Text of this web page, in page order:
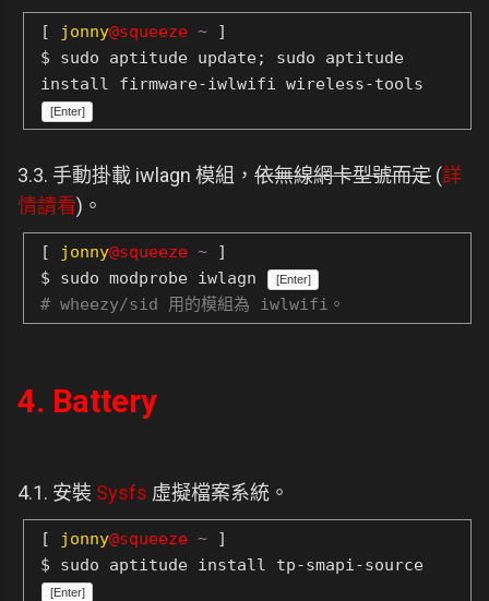
[ jonny@squeeze ~ ]
$ sudo aptitude update; sudo aptitude
install firmware-iwlwifi wireless-tools
[Enter]
3.3. 手動掛載 iwlagn 模組， 依無線網卡型號而定 (詳
情請看)。
[ jonny@squeeze ~ ]
$ sudo modprobe iwlagn
[Enter]
# wheezy/sid 用的模組為 iwlwifi。
4. Battery
4.1. 安裝 Sysfs 虛擬檔案系統。
[ jonny@squeeze ~ ]
$ sudo aptitude install tp-smapi-source
[Enter]